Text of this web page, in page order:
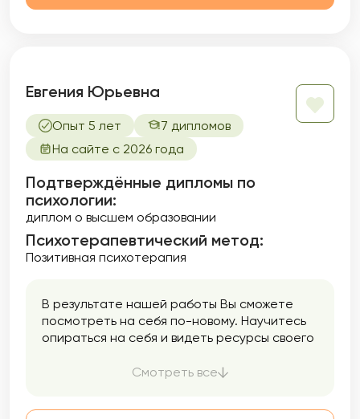
Евгения Юрьевна
Опыт 5 лет
7 дипломов
На сайте с 2026 года
Подтверждённые дипломы по
психологии:
диплом о высшем образовании
Психотерапевтический метод:
Позитивная психотерапия
В результате нашей работы Вы сможете
посмотреть на себя по-новому. Научитесь
опираться на себя и видеть ресурсы своего
и окружающих. Произойдут качественные
Смотреть все